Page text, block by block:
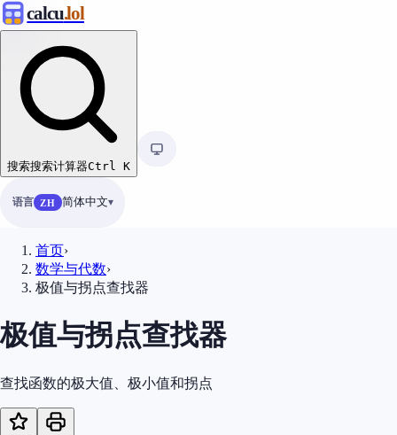
calcu.lol
搜索搜索计算器Ctrl K
语言 ZH 简体中文
首页›
数学与代数›
极值与拐点查找器
极值与拐点查找器
查找函数的极大值、极小值和拐点